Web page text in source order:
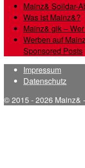
Mainz& Solidar-
Was ist Mainz&?
Mainz& gik –
Werben auf
Sponsored Posts
Impressum
Datenschutz
© 2015 - 2026 Mainz&